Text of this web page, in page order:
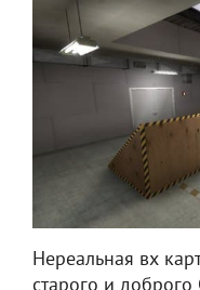
Нереальная вх